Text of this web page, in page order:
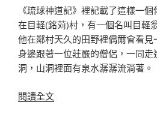
了
解
沖
繩
歷
與
《琉球神道記》裡記載了這樣一個
在目軽(銘苅)村，有一個名叫目軽
他在鄰村天久的田野裡偶爾會看見
身邊跟著一位莊嚴的僧侶，一同
洞，山洞裡面有泉水潺潺流淌著。
閱讀全文〈沖